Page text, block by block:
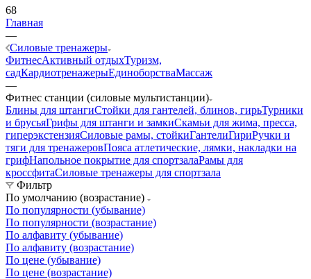
68
Главная
—
Силовые тренажеры
ФитнесАктивный отдыхТуризм,
садКардиотренажерыЕдиноборстваМассаж
—
Фитнес станции (силовые мультистанции)
Блины для штангиСтойки для гантелей, блинов, гирьТурники
и брусьяГрифы для штанги и замкиСкамьи для жима, пресса,
гиперэкстензияСиловые рамы, стойкиГантелиГириРучки и
тяги для тренажеровПояса атлетические, лямки, накладки на
грифНапольное покрытие для спортзалаРамы для
кроссфитаСиловые тренажеры для спортзала
Фильтр
По умолчанию (возрастание)
По популярности (убывание)
По популярности (возрастание)
По алфавиту (убывание)
По алфавиту (возрастание)
По цене (убывание)
По цене (возрастание)